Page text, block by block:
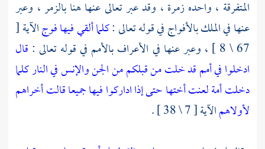
المتفرقة ، واحده زمرة ، وقد عبر تعالى عنها هنا بالزمر ، وعبر
عنها في الملك بالأفواج في قوله تعالى :كلما ألقي فيها فوجالآية [
67 \ 8 ] ، وعبر عنها في الأعراف بالأمم في قوله تعالى :
قال
ادخلوا في أمم قد خلت من قبلكم من الجن والإنس في النار كلما
دخلت أمة لعنت أختها حتى إذا اداركوا فيها جميعا قالت أخراهم
لأولاهمالآية [ 7 \ 38 ] .